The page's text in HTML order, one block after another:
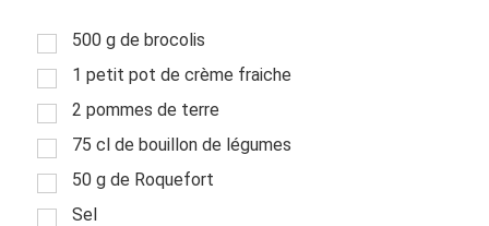
500 g de brocolis
1 petit pot de crème fraiche
2 pommes de terre
75 cl de bouillon de légumes
50 g de Roquefort
Sel